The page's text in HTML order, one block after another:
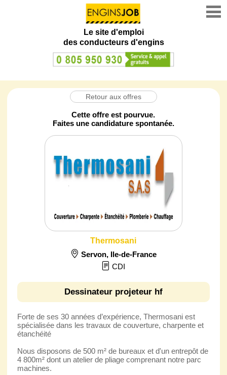
Le site d'emploi
des conducteurs d'engins
Retour aux offres
Cette offre est pourvue.
Faites une candidature spontanée.
Thermosani
Servon, Ile-de-France
CDI
Dessinateur projeteur hf
Forte de ses 30 années d’expérience, Thermosani est
spécialisée dans les travaux de couverture, charpente et
étanchéité
Nous disposons de 500 m² de bureaux et d'un entrepôt de
4 800m² dont un atelier de pliage comprenant notre parc
machines.